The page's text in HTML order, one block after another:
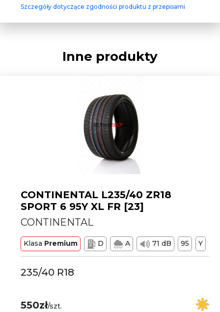
Szczegóły dotyczące zgodności produktu z przepisami
Inne produkty
CONTINENTAL L235/40 ZR18
SPORT 6 95Y XL FR [23]
CONTINENTAL
Klasa Premium D A 71 dB 95 Y
235/40 R18
550zł/szt.